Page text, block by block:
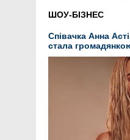
ШОУ-БІЗНЕС
Співачка Анна
стала